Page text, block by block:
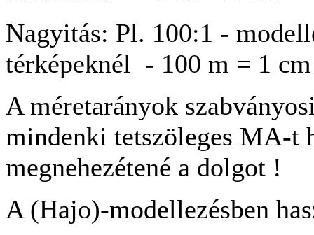
Nagyitás: Pl. 100:1 -
térképeknél - 100 m = 1 cm
A méretarányok
mindenki tetszöleges MA-t
megnehezétené a dolgot !
A (Hajo)-modellezésben